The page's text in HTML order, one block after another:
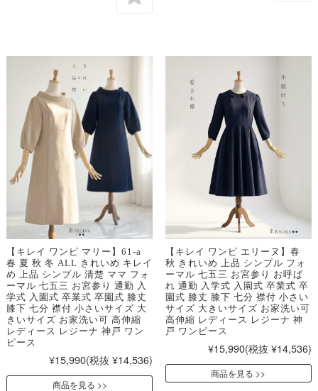
【キレイ ワンピ マリー】61-a
春 夏 秋 冬 ALL きれいめ キレイ
め 上品 シンプル 清楚 ママ フォ
ーマル 七五三 お宮参り 通勤 入
学式 入園式 卒業式 卒園式 膝丈
膝下 七分 襟付 小さいサイズ 大
きいサイズ お家洗い可 高伸縮
レディース レジーナ 神戸 ワン
ピース
¥15,990(税抜 ¥14,536)
商品を見る
【キレイ ワンピ エリーヌ】春
秋 きれいめ 上品 シンプル フォ
ーマル 七五三 お宮参り お呼ば
れ 通勤 入学式 入園式 卒業式 卒
園式 膝丈 膝下 七分 襟付 小さい
サイズ 大きいサイズ お家洗い可
高伸縮 レディース レジーナ 神
戸 ワンピース
¥15,990(税抜 ¥14,536)
商品を見る